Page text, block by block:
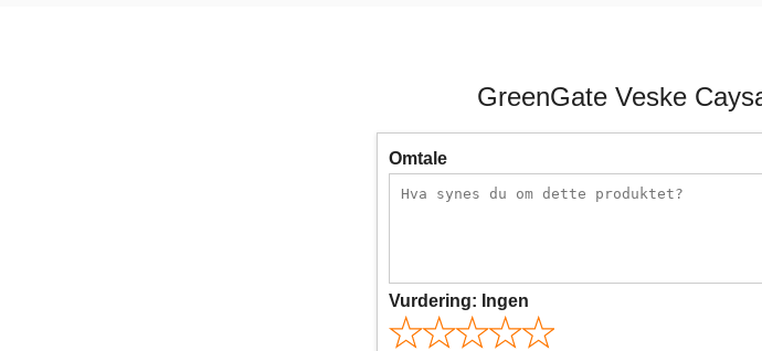
GreenGate Veske
Omtale
Vurdering: Ingen